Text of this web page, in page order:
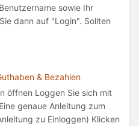
sowie Ihr
dann auf "Login". Sollten
& Bezahlen
öffnen Loggen Sie sich mit
genaue Anleitung zum
zu Einloggen) Klicken